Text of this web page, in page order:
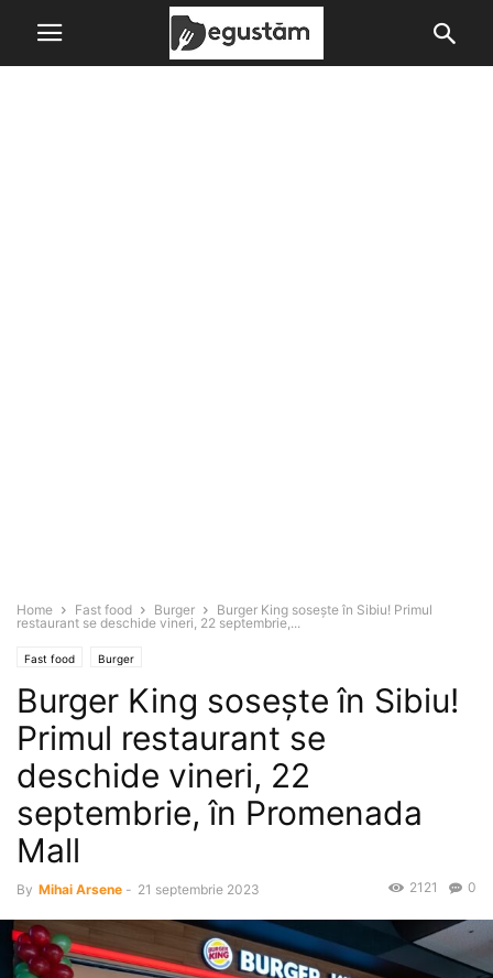
Home Fast food Burger
Burger King sosește în Sibiu! Primul
restaurant se deschide vineri, 22 septembrie,...
Fast food Burger
Burger King sosește în Sibiu!
Primul restaurant se
deschide vineri, 22
septembrie, în Promenada
Mall
By Mihai Arsene - 21 septembrie 2023 0
2121